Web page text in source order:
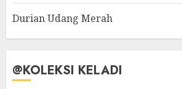
Durian Udang Merah
@KOLEKSI KELADI